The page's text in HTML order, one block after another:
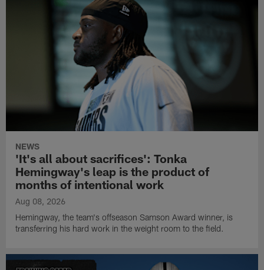
NEWS
'It's all about sacrifices': Tonka
Hemingway's leap is the product of
months of intentional work
Aug 08, 2026
Hemingway, the team's offseason Samson Award winner, is
transferring his hard work in the weight room to the field.